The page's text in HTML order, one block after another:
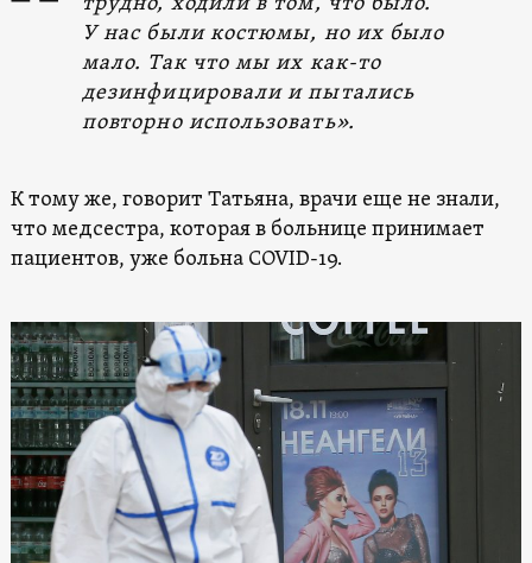
У нас были костюмы, но их было
мало. Так что мы их как-то
дезинфицировали и пытались
повторно использовать».
К тому же, говорит Татьяна, врачи еще не знали,
что медсестра, которая в больнице принимает
пациентов, уже больна COVID-19.